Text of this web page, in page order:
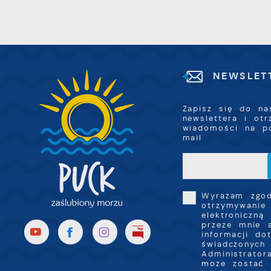
Zapisz się do
newslettera i
wiadomości na
mail
Wyrażam
otrzymywanie
elektroniczną
przeze mnie
informacji
świadczonych
może zostać